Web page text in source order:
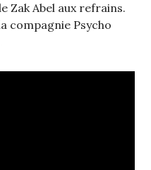
Zak Abel aux refrains.
compagnie Psycho